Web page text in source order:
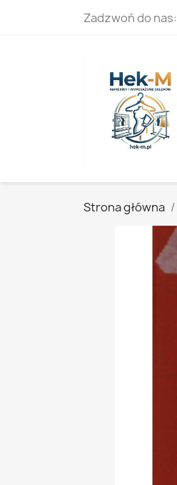
Zadzwoń do nas:
Strona główna